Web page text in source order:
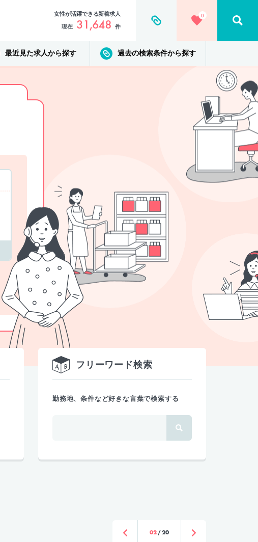
女性が活躍できる新着求人
現在 31,648 件
0
最近見た求人から探す 過去の検索条件から探す
フリーワード検索
勤務地、条件など好きな言葉で検索する
03 20